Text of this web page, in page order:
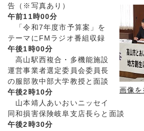
画像
告（※写真あり）
午前11時00分
「令和7年度市予算案」を
テーマにFMラジオ番組収録
午後1時00分
高山駅西複合・多機能施設
運営事業者選定委員会委員長
の服部敦中部大学教授と面談
午後2時10分
山本靖人あいおいニッセイ
同和損害保険岐阜支店長らと面談
午後2時30分